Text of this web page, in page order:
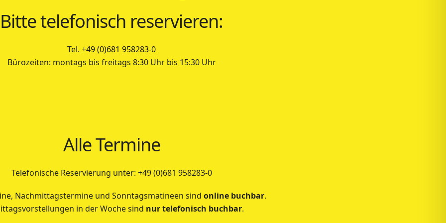
Bitte telefonisch reservieren:
Tel. +49 (0)681 958283-0
Bürozeiten: montags bis freitags 8:30 Uhr bis 15:30 Uhr
Alle Termine
Telefonische Reservierung unter: +49 (0)681 958283-0
Nachmittagstermine und Sonntagsmatineen sind online buchbar.
in der Woche sind nur telefonisch buchbar.